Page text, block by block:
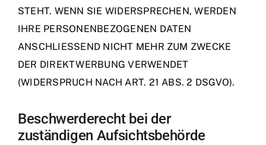
STEHT. WENN SIE WIDERSPRECHEN, WERDEN
IHRE PERSONENBEZOGENEN DATEN
ANSCHLIESSEND NICHT MEHR ZUM ZWECKE
DER DIREKTWERBUNG VERWENDET
(WIDERSPRUCH NACH ART. 21 ABS. 2 DSGVO).
Beschwerde­recht bei der
zuständigen Aufsichts­behörde